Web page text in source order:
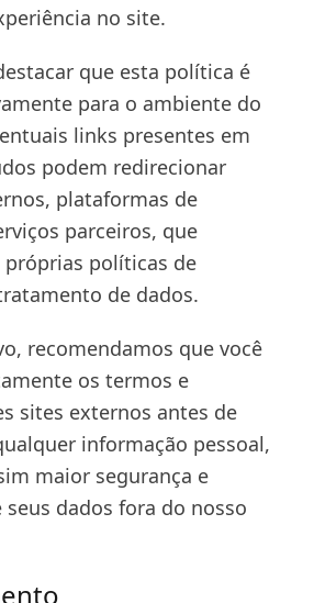
no site.
que esta política é
para o ambiente do
links presentes em
podem redirecionar
plataformas de
parceiros, que
próprias políticas de
de dados.
recomendamos que você
os termos e
sites externos antes de
informação pessoal,
maior segurança e
dados fora do nosso